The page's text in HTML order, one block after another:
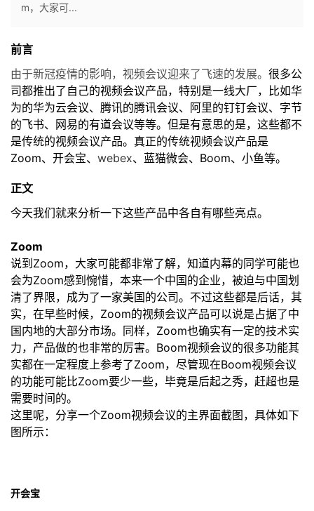
主
页
的
开
发
者
我
博
客
的
论
坛
我
的
圈
子
我
的
直
播
我
的
活
动
我
的
关
注
我
的
开
者
我
的
我
支
m，大家可...
前言
由于新冠疫情的影响，视频会议迎来了飞速的发展。 很多公
司都推出了自己的视频会议产品，特别是一线大厂，比如华
为的华为云会议、腾讯的腾讯会议、阿里的钉钉会议、字节
的飞书、网易的有道会议等等。但是有意思的是，这些都不
是传统的视频会议产品。真正的传统视频会议产品是
Zoom、开会宝、 webex、蓝猫微会、Boom、小鱼等。
正文
今天我们就来分析一下这些产品中各自有哪些亮点。
Zoom
说到Zoom，大家可能都非常了解，知道内幕的同学可能也
会为Zoom感到惋惜，本来一个中国的企业，被迫与中国划
清了界限，成为了一家美国的公司。不过这些都是后话，其
实，在早些时候，Zoom的视频会议产品可以说是占据了中
国内地的大部分市场。同样，Zoom也确实有一定的技术实
力，产品做的也非常的厉害。Boom视频会议的很多功能其
实都在一定程度上参考了Zoom，尽管现在Boom视频会议
的功能可能比Zoom要少一些，毕竟是后起之秀，赶超也是
需要时间的。
这里呢，分享一个Zoom视频会议的主界面截图，具体如下
图所示：
开会宝